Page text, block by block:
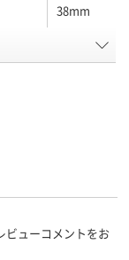
38mm
ビューコメントをお